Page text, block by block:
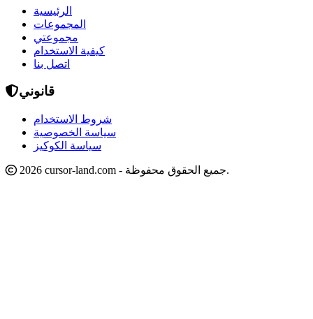
الرئيسية
المجموعات
مجموعتي
كيفية الاستخدام
اتصل بنا
قانوني
شروط الاستخدام
سياسة الخصوصية
سياسة الكوكيز
2026 cursor-land.com - جميع الحقوق محفوظة.